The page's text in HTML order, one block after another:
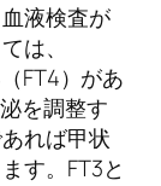
液検査が
は、
FT4）があ
を調整す
れば甲状
す。FT3と